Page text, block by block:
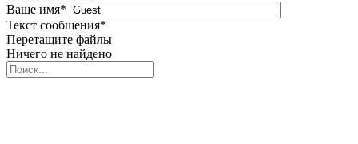
Ваше имя*
Текст сообщения*
Перетащите файлы
Ничего не найдено